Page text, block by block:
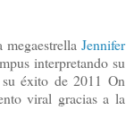
Jennifer
interpretando su
éxito de 2011 On
viral gracias a la